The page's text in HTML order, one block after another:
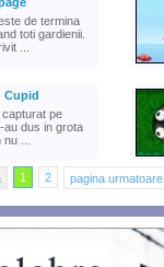
de termina
toti gardienii.
...
Cupid
capturat pe
au dus in grota
...
1 2 pagina urmatoare